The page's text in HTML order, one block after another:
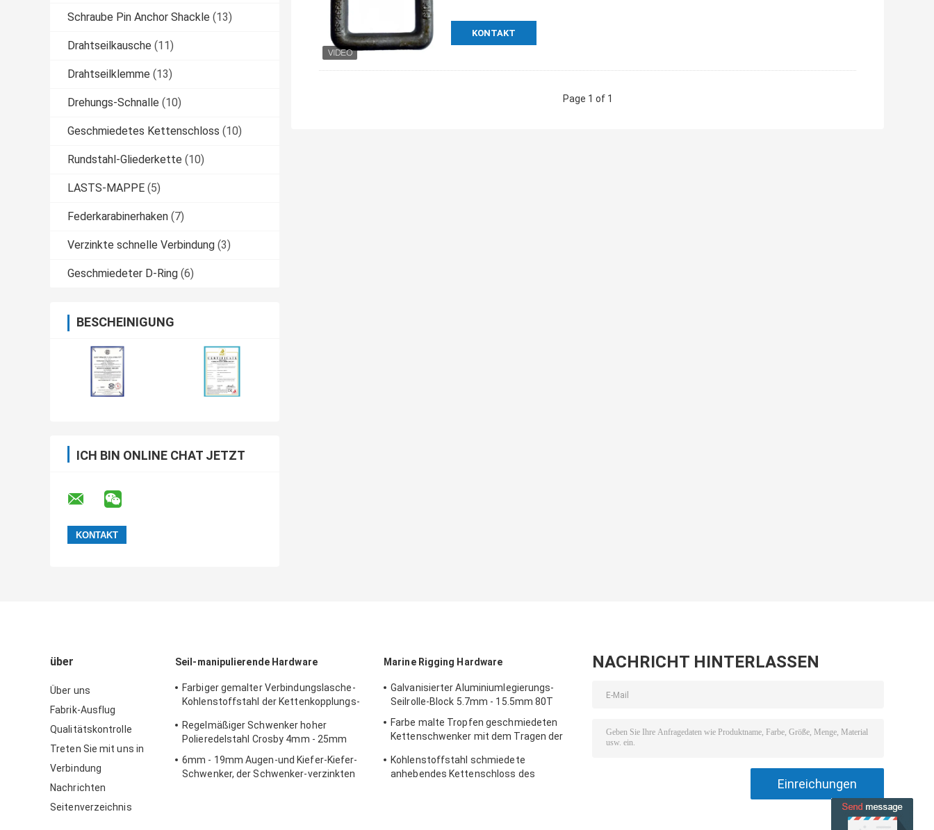
Schraube Pin Anchor Shackle (13)
Drahtseilkausche (11)
Drahtseilklemme (13)
Drehungs-Schnalle (10)
Geschmiedetes Kettenschloss (10)
Rundstahl-Gliederkette (10)
LASTS-MAPPE (5)
Federkarabinerhaken (7)
Verzinkte schnelle Verbindung (3)
Geschmiedeter D-Ring (6)
BESCHEINIGUNG
ICH BIN ONLINE CHAT JETZT
KONTAKT
Page 1 of 1
über
Über uns
Fabrik-Ausflug
Qualitätskontrolle
Treten Sie mit uns in
Verbindung
Nachrichten
Seitenverzeichnis
Seil-manipulierende Hardware
Farbiger gemalter Verbindungslasche-
Kohlenstoffstahl der Kettenkopplungs-
Regelmäßiger Schwenker hoher
Polieredelstahl Crosby 4mm - 25mm
6mm - 19mm Augen-und Kiefer-Kiefer-
Schwenker, der Schwenker-verzinkten
Marine Rigging Hardware
Galvanisierter Aluminiumlegierungs-
Seilrolle-Block 5.7mm - 15.5mm 80T
Farbe malte Tropfen geschmiedeten
Kettenschwenker mit dem Tragen der
Kohlenstoffstahl schmiedete
anhebendes Kettenschloss des
NACHRICHT HINTERLASSEN